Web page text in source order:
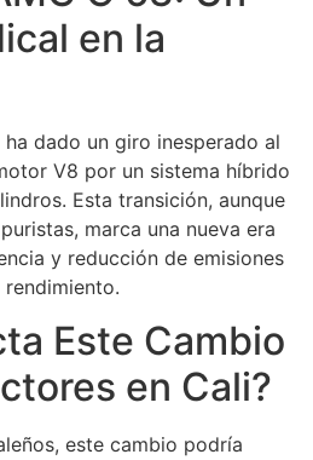
en la
dado un giro inesperado al
V8 por un sistema híbrido
Esta transición, aunque
marca una nueva era
y reducción de emisiones
Este Cambio
en Cali?
este cambio podría